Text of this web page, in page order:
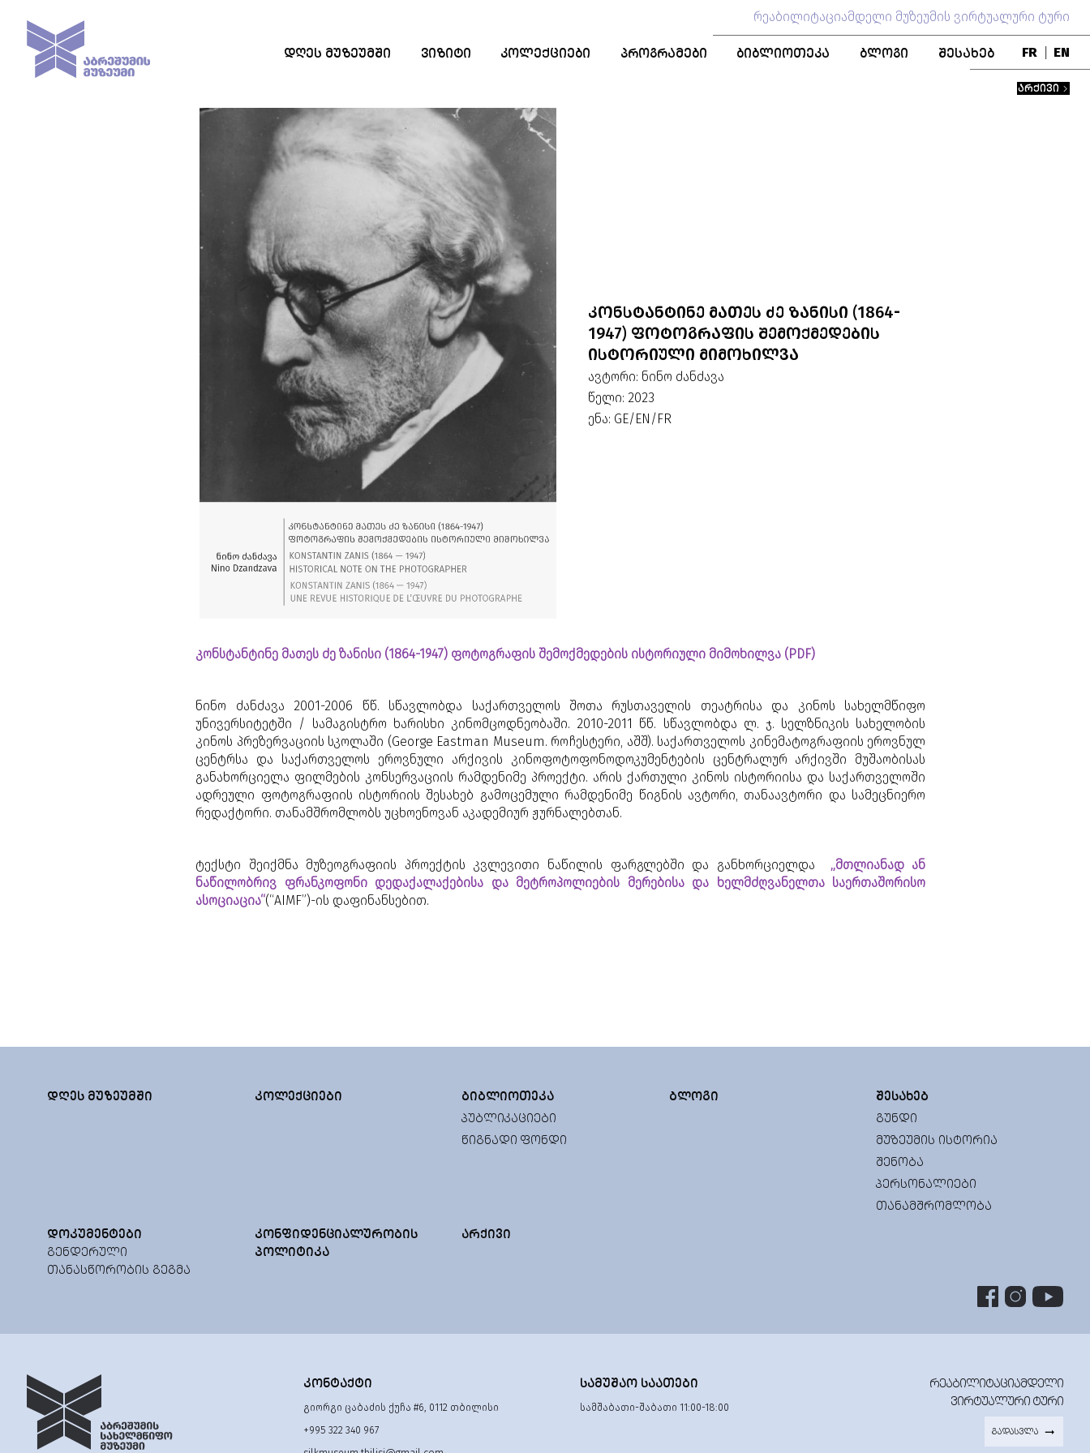
რეაბილიტაციამდელი მუზეუმის ვირტუალური ტური
ᲓᲦᲔᲡ ᲛᲣᲖᲔᲣᲛᲨᲘ ᲕᲘᲖᲘᲢᲘ ᲙᲝᲚᲔᲥᲪᲘᲔᲑᲘ ᲞᲠᲝᲒᲠᲐᲛᲔᲑᲘ ᲑᲘᲑᲚᲘᲝᲗᲔᲙᲐ ᲑᲚᲝᲒᲘ ᲨᲔᲡᲐᲮᲔᲑ
ᲛᲣᲖᲔᲣᲛᲘᲡ ᲘᲡᲢᲝᲠᲘᲐ
FR EN
ᲐᲠᲥᲘᲕᲘ
ᲙᲝᲜᲡᲢᲐᲜᲢᲘᲜᲔ ᲛᲐᲗᲔᲡ ᲫᲔ ᲖᲐᲜᲘᲡᲘ (1864-
1947) ᲤᲝᲢᲝᲒᲠᲐᲤᲘᲡ ᲨᲔᲛᲝᲥᲛᲔᲓᲔᲑᲘᲡ
ᲘᲡᲢᲝᲠᲘᲣᲚᲘ ᲛᲘᲛᲝᲮᲘᲚᲕᲐ
ავტორი: ნინო ძანძავა
წელი: 2023
ენა: GE/EN/FR
კონსტანტინე მათეს ძე ზანისი (1864-1947) ფოტოგრაფის შემოქმედების ისტორიული მიმოხილვა (PDF)
ნინო ძანძავა 2001-2006 წწ. სწავლობდა საქართველოს შოთა რუსთაველის თეატრისა და კინოს სახელმწიფო
უნივერსიტეტში / სამაგისტრო ხარისხი კინომცოდნეობაში. 2010-2011 წწ. სწავლობდა ლ. ჯ. სელზნიკის სახელობის
კინოს პრეზერვაციის სკოლაში (George Eastman Museum. როჩესტერი, აშშ). საქართველოს კინემატოგრაფიის ეროვნულ
ცენტრსა და საქართველოს ეროვნული არქივის კინოფოტოფონოდოკუმენტების ცენტრალურ არქივში მუშაობისას
განახორციელა ფილმების კონსერვაციის რამდენიმე პროექტი. არის ქართული კინოს ისტორიისა და საქართველოში
ადრეული ფოტოგრაფიის ისტორიის შესახებ გამოცემული რამდენიმე წიგნის ავტორი, თანაავტორი და სამეცნიერო
რედაქტორი. თანამშრომლობს უცხოენოვან აკადემიურ ჟურნალებთან.
ტექსტი შეიქმნა მუზეოგრაფიის პროექტის კვლევითი ნაწილის ფარგლებში და განხორციელდა
„მთლიანად ან
ნაწილობრივ ფრანკოფონი დედაქალაქებისა და მეტროპოლიების მერებისა და ხელმძღვანელთა საერთაშორისო
ასოციაცია“(“AIMF”)-ის დაფინანსებით.
ᲓᲦᲔᲡ ᲛᲣᲖᲔᲣᲛᲨᲘ ᲙᲝᲚᲔᲥᲪᲘᲔᲑᲘ
ᲑᲘᲑᲚᲘᲝᲗᲔᲙᲐ
ᲞᲣᲑᲚᲘᲙᲐᲪᲘᲔᲑᲘ
ᲬᲘᲒᲜᲐᲓᲘ ᲤᲝᲜᲓᲘ
ᲑᲚᲝᲒᲘ
ᲨᲔᲡᲐᲮᲔᲑ
ᲒᲣᲜᲓᲘ
ᲛᲣᲖᲔᲣᲛᲘᲡ ᲘᲡᲢᲝᲠᲘᲐ
ᲨᲔᲜᲝᲑᲐ
ᲞᲔᲠᲡᲝᲜᲐᲚᲘᲔᲑᲘ
ᲗᲐᲜᲐᲛᲨᲠᲝᲛᲚᲝᲑᲐ
ᲓᲝᲙᲣᲛᲔᲜᲢᲔᲑᲘ
ᲒᲔᲜᲓᲔᲠᲣᲚᲘ
ᲗᲐᲜᲐᲡᲬᲝᲠᲝᲑᲘᲡ ᲒᲔᲒᲛᲐ
ᲙᲝᲜᲤᲘᲓᲔᲜᲪᲘᲐᲚᲣᲠᲝᲑᲘᲡ
ᲞᲝᲚᲘᲢᲘᲙᲐ
ᲐᲠᲥᲘᲕᲘ
ᲙᲝᲜᲢᲐᲥᲢᲘ
გიორგი ცაბაძის ქუჩა #6, 0112 თბილისი
+995 322 340 967
ᲡᲐᲛᲣᲨᲐᲝ ᲡᲐᲐᲗᲔᲑᲘ
სამშაბათი-შაბათი 11:00-18:00
ᲠᲔᲐᲑᲘᲚᲘᲢᲐᲪᲘᲐᲛᲓᲔᲚᲘ
ᲕᲘᲠᲢᲣᲐᲚᲣᲠᲘ ᲢᲣᲠᲘ
ᲒᲐᲓᲐᲡᲕᲚᲐ